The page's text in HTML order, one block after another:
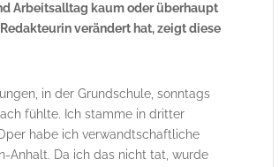
Arbeitsalltag kaum oder überhaupt
verändert hat, zeigt diese
in der Grundschule, sonntags
fühlte. Ich stamme in dritter
habe ich verwandtschaftliche
Anhalt. Da ich das nicht tat, wurde